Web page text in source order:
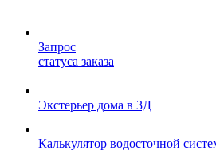
Запрос
статуса заказа
Экстерьер дома в 3Д
Калькулятор водосточной